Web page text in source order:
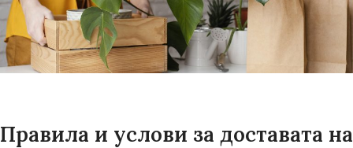
Правила и услови за доставата на